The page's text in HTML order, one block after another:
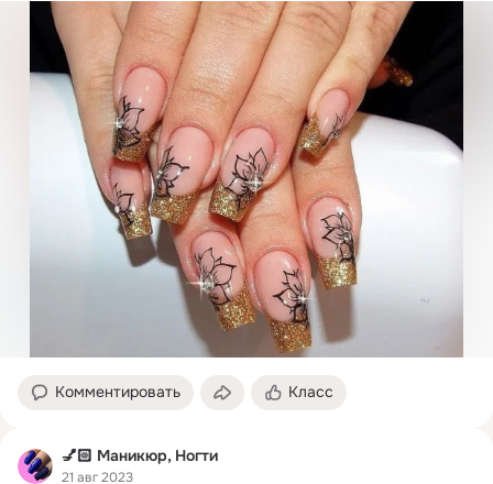
Комментировать Класс
💅🏻 Маникюр, Ногти
21 авг 2023